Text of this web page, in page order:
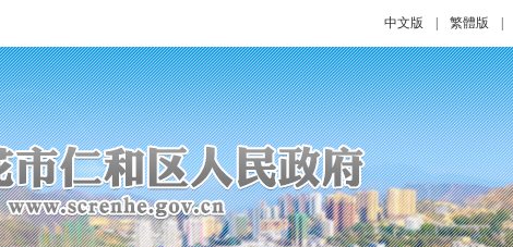
中文版 繁體版